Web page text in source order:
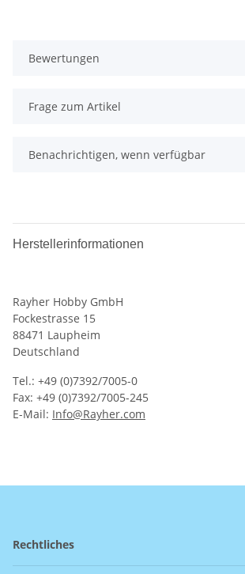
Bewertungen
Frage zum Artikel
Benachrichtigen, wenn verfügbar
Herstellerinformationen
Rayher Hobby GmbH
Fockestrasse 15
88471 Laupheim
Deutschland
Tel.: +49 (0)7392/7005-0
Fax: +49 (0)7392/7005-245
E-Mail: Info@Rayher.com
Rechtliches